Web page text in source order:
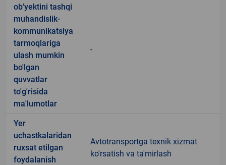
ob'yektini tashqi
muhandislik-
kommunikatsiya
tarmoqlariga
ulash mumkin
bo'lgan
quvvatlar
to'g'risida
ma'lumotlar
-
Yer
uchastkalaridan
ruxsat etilgan
foydalanish
Avtotransportga texnik xizmat
ko'rsatish va ta'mirlash